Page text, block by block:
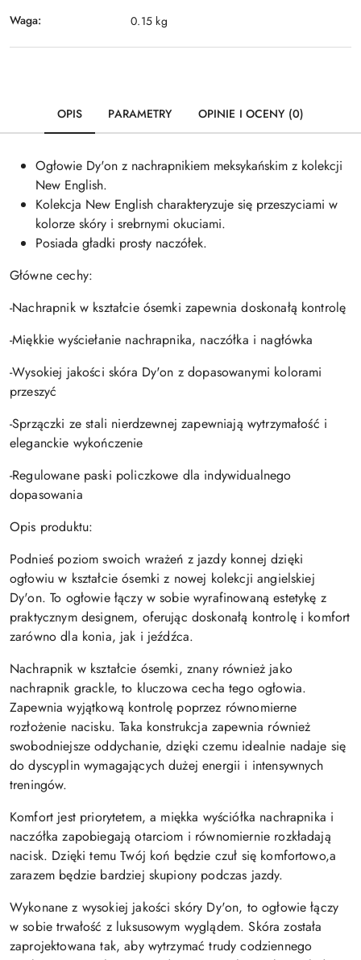
Waga: 0.15 kg
OPIS PARAMETRY OPINIE I OCENY (0)
Ogłowie Dy'on z nachrapnikiem meksykańskim z kolekcji
New English.
Kolekcja New English charakteryzuje się przeszyciami w
kolorze skóry i srebrnymi okuciami.
Posiada gładki prosty naczółek.
Główne cechy:
-Nachrapnik w kształcie ósemki zapewnia doskonałą kontrolę
-Miękkie wyściełanie nachrapnika, naczółka i nagłówka
-Wysokiej jakości skóra Dy'on z dopasowanymi kolorami
przeszyć
-Sprzączki ze stali nierdzewnej zapewniają wytrzymałość i
eleganckie wykończenie
-Regulowane paski policzkowe dla indywidualnego
dopasowania
Opis produktu:
Podnieś poziom swoich wrażeń z jazdy konnej dzięki
ogłowiu w kształcie ósemki z nowej kolekcji angielskiej
Dy'on. To ogłowie łączy w sobie wyrafinowaną estetykę z
praktycznym designem, oferując doskonałą kontrolę i komfort
zarówno dla konia, jak i jeźdźca.
Nachrapnik w kształcie ósemki, znany również jako
nachrapnik grackle, to kluczowa cecha tego ogłowia.
Zapewnia wyjątkową kontrolę poprzez równomierne
rozłożenie nacisku. Taka konstrukcja zapewnia również
swobodniejsze oddychanie, dzięki czemu idealnie nadaje się
do dyscyplin wymagających dużej energii i intensywnych
treningów.
Komfort jest priorytetem, a miękka wyściółka nachrapnika i
naczółka zapobiegają otarciom i równomiernie rozkładają
nacisk. Dzięki temu Twój koń będzie czuł się komfortowo,a
zarazem będzie bardziej skupiony podczas jazdy.
Wykonane z wysokiej jakości skóry Dy'on, to ogłowie łączy
w sobie trwałość z luksusowym wyglądem. Skóra została
zaprojektowana tak, aby wytrzymać trudy codziennego